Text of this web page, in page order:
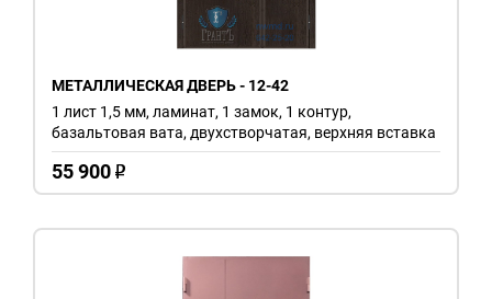
МЕТАЛЛИЧЕСКАЯ ДВЕРЬ - 12-42
55 900 o
1 лист 1,5 мм, ламинат, 1 замок, 1 контур,
базальтовая вата, двухстворчатая, верхняя вставка